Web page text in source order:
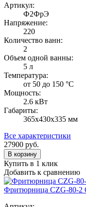
Артикул:
Ф2ФрЭ
Напряжение:
220
Количество ванн:
2
Объем одной ванны:
5 л
Температура:
от 50 до 150 °С
Мощность:
2.6 кВт
Габариты:
365х430х335 мм
Все характеристики
27900 руб.
В корзину
Купить в 1 клик
Добавить к сравнению
Фритюрница CZG-80-2